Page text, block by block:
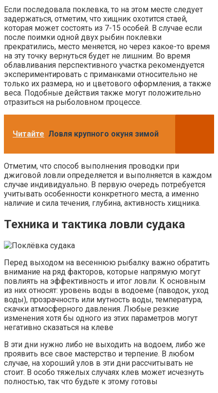
Если последовала поклевка, то на этом месте следует
задержаться, отметим, что хищник охотится стаей,
которая может состоять из 7-15 особей. В случае если
после поимки одной двух рыбин поклевки
прекратились, место меняется, но через какое-то время
на эту точку вернуться будет не лишним. Во время
облавливания перспективного участка рекомендуется
экспериментировать с приманками относительно не
только их размера, но и цветового оформления, а также
веса. Подобные действия также могут положительно
отразиться на рыболовном процессе.
Читайте Ловля крупного окуня зимой
Отметим, что способ выполнения проводки при
джиговой ловли определяется и выполняется в каждом
случае индивидуально. В первую очередь потребуется
учитывать особенности конкретного места, а именно
наличие и сила течения, глубина, активность хищника.
Техника и тактика ловли судака
Перед выходом на весеннюю рыбалку важно обратить
внимание на ряд факторов, которые напрямую могут
повлиять на эффективность и итог ловли. К основным
из них относят: уровень воды в водоеме (паводок, уход
воды), прозрачность или мутность воды, температура,
скачки атмосферного давления. Любые резкие
изменения хотя бы одного из этих параметров могут
негативно сказаться на клеве
В эти дни нужно либо не выходить на водоем, либо же
проявить все свое мастерство и терпение. В любом
случае, на хороший улов в эти дни рассчитывать не
стоит. В особо тяжелых случаях клев может исчезнуть
полностью, так что будьте к этому готовы